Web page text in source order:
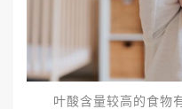
叶酸含量较高的食物有